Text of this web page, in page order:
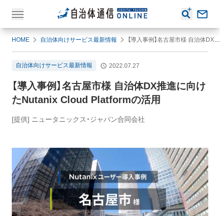
HOME 自治体向けサービス最新情報 【導入事例】名古屋市様 自治体DX推進に向けたNutanix Cloud Platformの活用
自治体向けサービス最新情報 2022.07.27
【導入事例】名古屋市様 自治体DX推進に向け
たNutanix Cloud Platformの活用
[提供] ニュータニックス・ジャパン合同会社